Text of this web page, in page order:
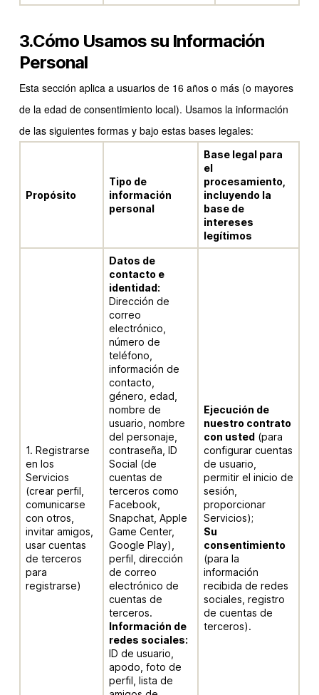
3.Cómo Usamos su Información
Personal
Esta sección aplica a usuarios de 16 años o más (o mayores
de la edad de consentimiento local). Usamos la información
de las siguientes formas y bajo estas bases legales:
Propósito
Tipo de
información
personal
Base legal para
el
procesamiento,
incluyendo la
base de
intereses
legítimos
1. Registrarse
en los
Servicios
(crear perfil,
comunicarse
con otros,
invitar amigos,
usar cuentas
de terceros
para
registrarse)
Datos de
contacto e
identidad:
Dirección de
correo
electrónico,
número de
teléfono,
información de
contacto,
género, edad,
nombre de
usuario, nombre
del personaje,
contraseña, ID
Social (de
cuentas de
terceros como
Facebook,
Snapchat, Apple
Game Center,
Google Play),
perfil, dirección
de correo
electrónico de
cuentas de
terceros.
Información de
redes sociales:
ID de usuario,
apodo, foto de
perfil, lista de
Ejecución de
nuestro contrato
con usted(para
configurar cuentas
de usuario,
permitir el inicio de
sesión,
proporcionar
Servicios);
Su
consentimiento
(para la
información
recibida de redes
sociales, registro
de cuentas de
terceros).